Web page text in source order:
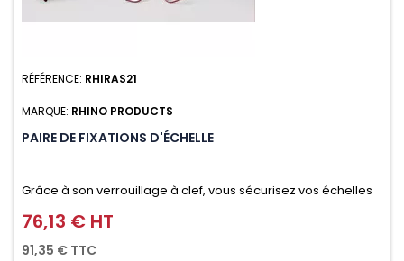
RÉFÉRENCE: RHIRAS21
MARQUE: RHINO PRODUCTS
PAIRE DE FIXATIONS D'ÉCHELLE
Grâce à son verrouillage à clef, vous sécurisez vos échelles
d'un seul geste aussi bien contre le vol que pendant le
transport. Référence vendue par paire.
Prix
76,13 € HT
91,35 € TTC